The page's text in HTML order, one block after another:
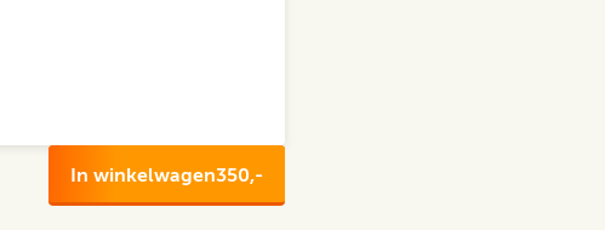
In winkelwagen350,-